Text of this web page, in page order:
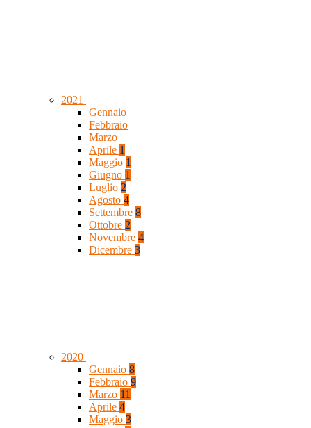
2021
Gennaio
Febbraio
Marzo
Aprile 1
Maggio 1
Giugno 1
Luglio 2
Agosto 4
Settembre 8
Ottobre 2
Novembre 4
Dicembre 3
2020
Gennaio 8
Febbraio 9
Marzo 11
Aprile 4
Maggio 3